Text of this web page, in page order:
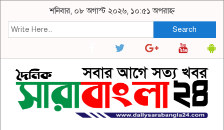
শনিবার, ০৮ অগাস্ট ২০২৬, ১০:৫১ অপরাহ্ন
Search